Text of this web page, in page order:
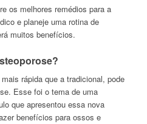
os melhores remédios para a
e planeje uma rotina de
muitos benefícios.
rápida que a tradicional, pode
Esse foi o tema de uma
que apresentou essa nova
benefícios para ossos e